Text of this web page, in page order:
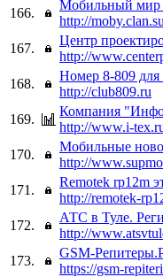
166.
Мобильный мир
http://moby.clan.su
167.
Центр
http://
168.
Номер 8-809 для
http://club809.ru
169.
Компания
http://www.i-
170.
Мобильные
http://
171.
Remotek rp12m
http://remotek-
172.
АТС в Туле.
http://
173.
GSM-
https://gsm-